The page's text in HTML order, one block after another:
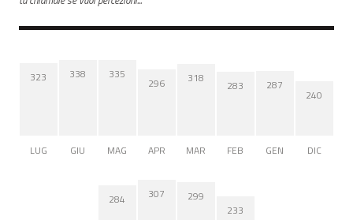
323
LUG
338
GIU
335
MAG
296
APR
318
MAR
283
FEB
287
GEN
240
DIC
284 307 299
233